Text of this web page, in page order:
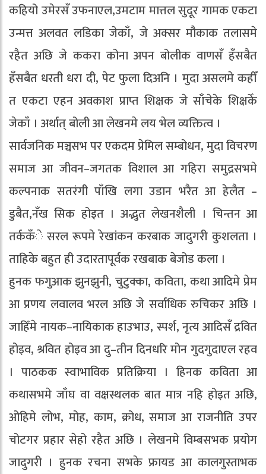
कहियो उमेरसँ उफनाएल,उमटाम मात्तल सुदूर गामक एकटा
उन्मत्त अलवत लडिका जेकाँ, जे अक्सर मौकाक तलासमे
रहैत अछि जे ककरा कोना अपन बोलीक वाणसँ हँसबैत
हँसबैत धरती धरा दी, पेट फुला दिअनि । मुदा असलमे कहीँ
त एकटा एहन अवकाश प्राप्त शिक्षक जे साँचेके शिक्षकेँ
जेकाँ । अर्थात् बोली आ लेखनमे लय भेल व्यक्तित्व ।
सार्वजनिक मञ्चसभ पर एकदम प्रेमिल सम्बोधन, मुदा विचरण
समाज आ जीवन–जगतक विशाल आ गहिरा समुद्रसभमे
कल्पनाक सतरंगी पाँखि लगा उडान भरैत आ हेलैत –
डुबैत,नँख सिक होइत । अद्भुत लेखनशैली । चिन्तन आ
तर्ककँे सरल रूपमे रेखांकन करबाक जादुगरी कुशलता ।
ताहिके बहुत ही उदारतापूर्वक रखबाक बेजोड कला ।
हुनक फगुआक झुनझुनी, चुटुक्का, कविता, कथा आदिमे प्रेम
आ प्रणय लवालव भरल अछि जे सर्वाधिक रुचिकर अछि ।
जाहिँमे नायक–नायिकाक हाउभाउ, स्पर्श, नृत्य आदिसँ द्रवित
होइव, श्रवित होइव आ दु–तीन दिनधरि मोन गुदगुदाएल रहव
। पाठकक स्वाभाविक प्रतिक्रिया । हिनक कविता आ
कथासभमे जाँघ वा वक्षस्थलक बात मात्र नहि होइत अछि,
ओहिमे लोभ, मोह, काम, क्रोध, समाज आ राजनीति उपर
चोटगर प्रहार सेहो रहैत अछि । लेखनमे विम्बसभक प्रयोग
जादुगरी । हुनक रचना सभके फ्रायड आ कालगुस्ताभक